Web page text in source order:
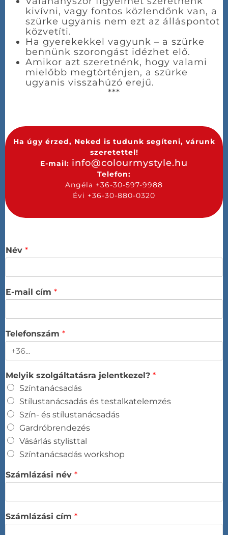
kivívni, vagy fontos közlendőnk van, a
szürke ugyanis nem ezt az álláspontot
közvetíti.
Ha gyerekekkel vagyunk – a szürke
bennünk szorongást idézhet elő.
Amikor azt szeretnénk, hogy valami
mielőbb megtörténjen, a szürke
ugyanis visszahúzó erejű.
***
Ha úgy érzed, Neked is tudunk segíteni, várunk
szeretettel!
E-mail: info@colourmystyle.hu
Telefon:
Angéla +36-30-597-9988
Évi +36-30-880-0320
Név *
E-mail cím *
Telefonszám *
Melyik szolgáltatásra jelentkezel? *
Színtanácsadás​
Stílustanácsadás és testalkatelemzés​
Szín- és stílustanácsadás​
Gardróbrendezés​
Vásárlás stylisttal​
Színtanácsadás workshop​
Számlázási név *
Számlázási cím *